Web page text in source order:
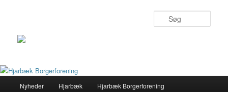
Fortsæt
Nyheder Hjarbæk Hjarbæk Borgerforening